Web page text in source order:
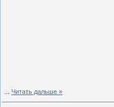
Читать дальше »